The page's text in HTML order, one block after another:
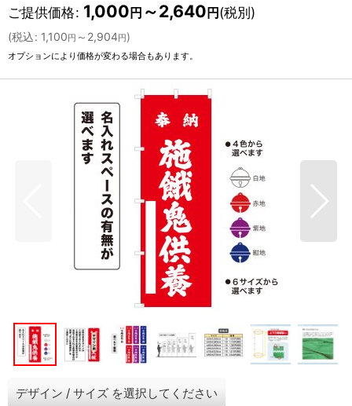
ご提供価格: 1,000 円 ～2,640 円 (税別)
(税込: 1,100 円 ～2,904円 )
オプションにより価格が変わる場合もあります。
デザイン / サイズ を選択してください